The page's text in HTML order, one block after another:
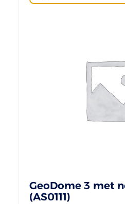
GeoDome 3 met
(AS0111)